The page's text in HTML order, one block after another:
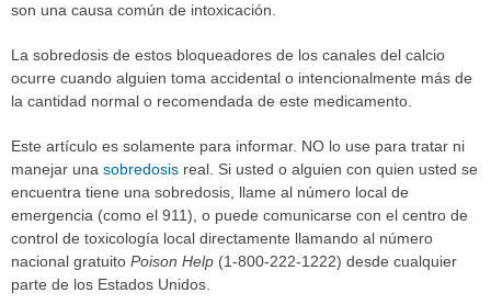
son una causa común de intoxicación.
La sobredosis de estos bloqueadores de los canales del calcio
ocurre cuando alguien toma accidental o intencionalmente más de
la cantidad normal o recomendada de este medicamento.
Este artículo es solamente para informar. NO lo use para tratar ni
manejar una sobredosis real. Si usted o alguien con quien usted se
encuentra tiene una sobredosis, llame al número local de
emergencia (como el 911), o puede comunicarse con el centro de
control de toxicología local directamente llamando al número
nacional gratuito Poison Help (1-800-222-1222) desde cualquier
parte de los Estados Unidos.